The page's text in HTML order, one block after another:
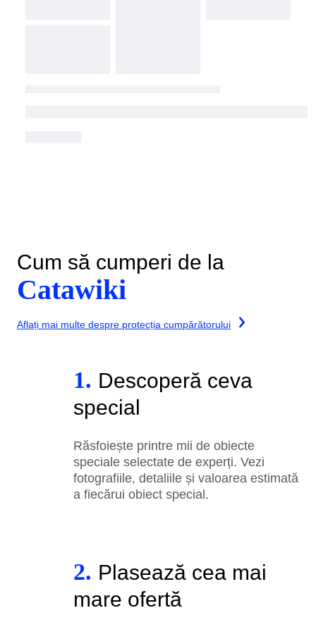
Cum să cumperi de la
Catawiki
Aflați mai multe despre protecția cumpărătorului
1. Descoperă ceva
special
Răsfoiește printre mii de obiecte
speciale selectate de experți. Vezi
fotografiile, detaliile și valoarea estimată
a fiecărui obiect special.
2. Plasează cea mai
mare ofertă